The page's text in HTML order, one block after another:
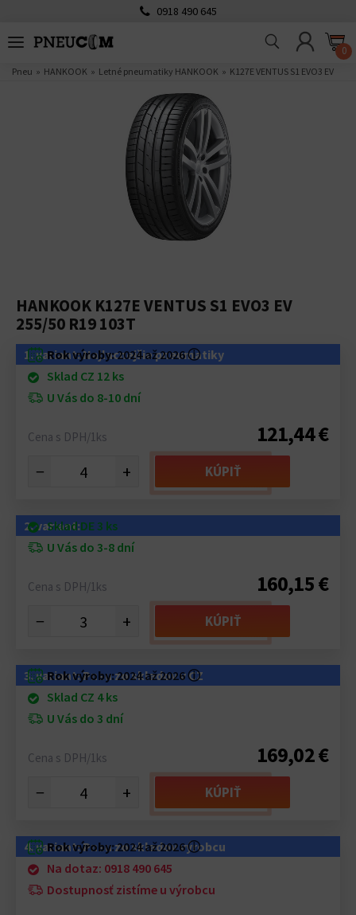
0918 490 645
0
Pneu HANKOOK Letné pneumatiky HANKOOK K127E VENTUS S1 EVO3 EV
HANKOOK K127E VENTUS S1 EVO3 EV
255/50 R19 103T
1. variant: Najlacnejšie pneumatiky
Rok výroby:2024 až 2026ⓘ
Sklad CZ 12 ks
U Vás do 8-10 dní
Cena s DPH/1ks 121,44 €
− + KÚPIŤ
2. variant:
Sklad DE 3 ks
U Vás do 3-8 dní
Cena s DPH/1ks 160,15 €
− + KÚPIŤ
3. variant: Pneu zo skladov v CZ
Rok výroby:2024 až 2026ⓘ
Sklad CZ 4 ks
U Vás do 3 dní
Cena s DPH/1ks 169,02 €
− + KÚPIŤ
4. variant: Pneu zo skladov výrobcu
Rok výroby:2024 až 2026ⓘ
Na dotaz: 0918 490 645
Dostupnosť zistíme u výrobcu